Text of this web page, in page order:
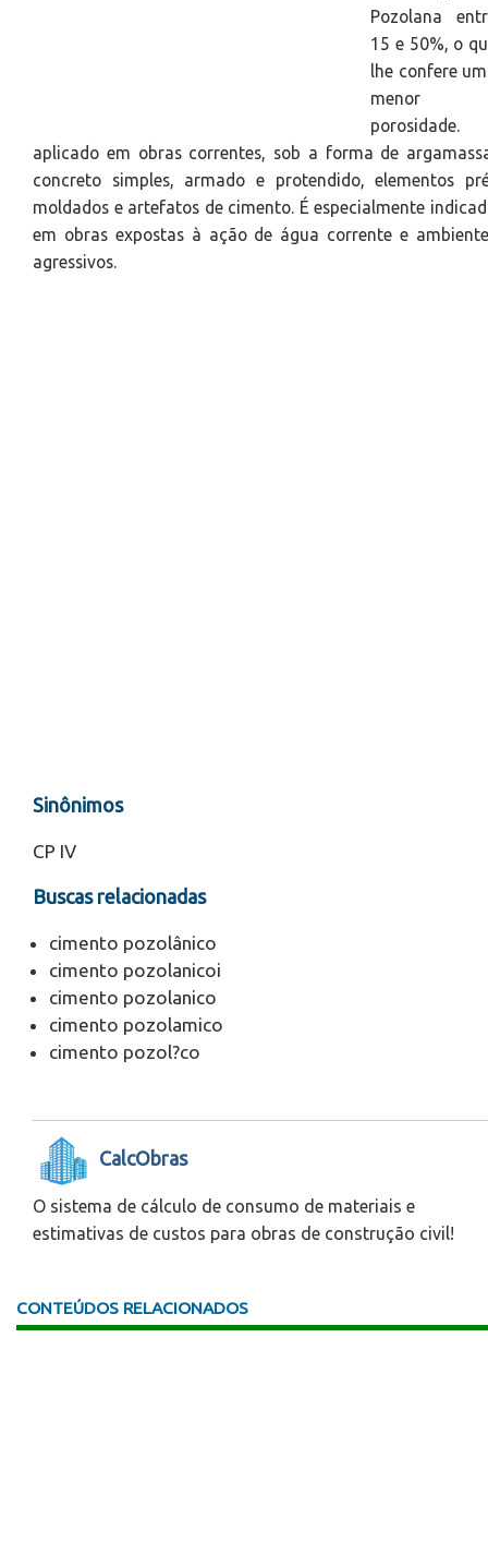
Pozolana
15 e 50%, o
lhe confere
menor
porosidade.
aplicado em obras correntes, sob a forma de
concreto simples, armado e protendido, elementos
moldados e artefatos de cimento. É especialmente
em obras expostas à ação de água corrente e
agressivos.
Sinônimos
CP IV
Buscas relacionadas
cimento pozolânico
cimento pozolanicoi
cimento pozolanico
cimento pozolamico
cimento pozol?co
CalcObras
O sistema de cálculo de consumo de materiais e
estimativas de custos para obras de construção civil!
CONTEÚDOS RELACIONADOS